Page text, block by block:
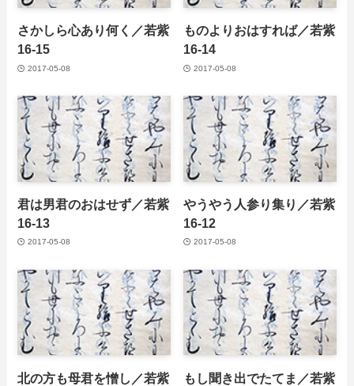
さかしら心あり何く／若紫
16-15
2017-05-08
ものよりおはすれば／若紫
16-14
2017-05-08
君は男君のおはせず／若紫
16-13
2017-05-08
やうやう人参り集り／若紫
16-12
2017-05-08
北の方も母君を憎し／若紫
もし聞き出でたてま／若紫